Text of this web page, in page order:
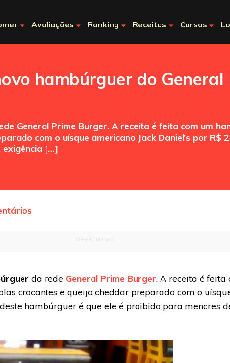
Avaliações Ranking Receitas Cursos
hambúrguer do
General Prime Burger. A receita é feita com um
com o uísque americano Jack Daniel’s por R$
exigência […]
da rede General Prime Burger. A receita é feita
crocantes e queijo cheddar preparado com o
hambúrguer é que ele é proibido para menores